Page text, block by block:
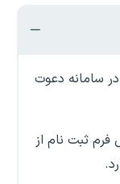
سامانه دعوت
ثبت نام از